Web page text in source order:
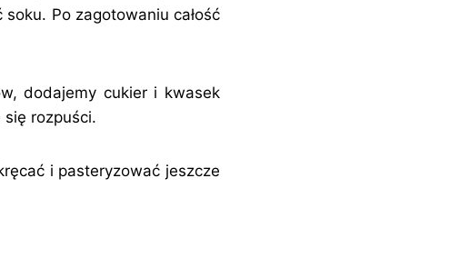
Po zagotowaniu całość
dodajemy cukier i kwasek
się rozpuści.
i pasteryzować jeszcze